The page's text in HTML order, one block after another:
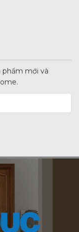
phẩm mới và